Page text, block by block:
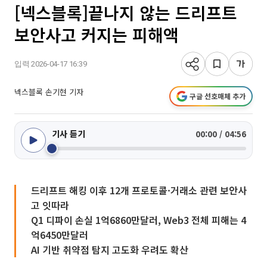
[넥스블록]끝나지 않는 드리프트
보안사고 커지는 피해액
입력 2026-04-17 16:39
넥스블록 손기현 기자 구글 선호매체 추가
기사 듣기 00:00 / 04:56
드리프트 해킹 이후 12개 프로토콜·거래소 관련 보안사
고 잇따라
Q1 디파이 손실 1억6860만달러, Web3 전체 피해는 4
억6450만달러
AI 기반 취약점 탐지 고도화 우려도 확산